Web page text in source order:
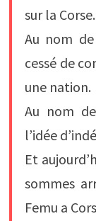
sur la Corse.
Au nom
cessé de
une nation.
Au nom
l’idée
Et
sommes
Femu a